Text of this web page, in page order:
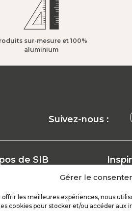
Gérer le
offrir les meilleures expériences, nous
cookies pour stocker et/ou accéder aux
sur-mesure et 100%
aluminium​
Suivez-nous :
de SIB
d'achat
Nos